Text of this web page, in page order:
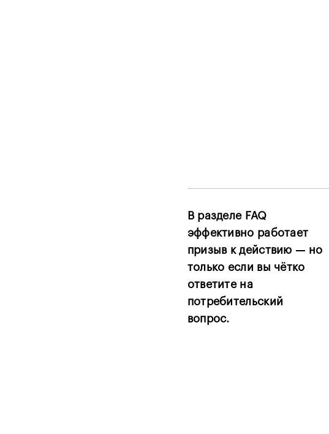
В разделе FAQ
эффективно работает
призыв к действию — но
только если вы чётко
ответите на
потребительский
вопрос.